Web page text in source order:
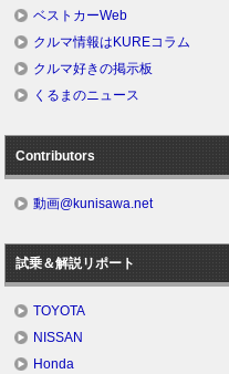
ベストカーWeb
クルマ情報はKUREコラム
クルマ好きの掲示板
くるまのニュース
Contributors
動画@kunisawa.net
試乗＆解説リポート
TOYOTA
NISSAN
Honda